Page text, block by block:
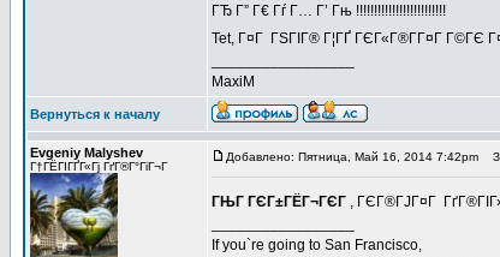
ГЂ Г” Г€ Гѓ Г… Г’ Гњ !!!!!!!!!!!!!!!!!!!!!!!!!
Tet, Г¤Г ГЅГІГ® Г¦ГҐ ГЄГ«Г®Г­Г¤Г Г©ГЄ
MaxiM
Вернуться к началу
Evgeniy Malyshev
Г†ГЁГІГҐГ«Гј ГґГ®Г°ГіГ¬Г
Добавлено: Пятница, Май 16, 2014 7:42pm
ГЊГ ГЄГ±ГЁГ¬ГЄГ , ГЄГ®ГЈГ¤Г
If you`re going to San Francisco,